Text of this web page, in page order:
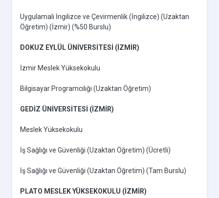
Uygulamalı İngilizce ve Çevirmenlik (İngilizce) (Uzaktan
Öğretim) (İzmir) (%50 Burslu)
DOKUZ EYLÜL ÜNİVERSİTESİ (İZMİR)
İzmir Meslek Yüksekokulu
Bilgisayar Programcılığı (Uzaktan Öğretim)
GEDİZ ÜNİVERSİTESİ (İZMİR)
Meslek Yüksekokulu
İş Sağlığı ve Güvenliği (Uzaktan Öğretim) (Ücretli)
İş Sağlığı ve Güvenliği (Uzaktan Öğretim) (Tam Burslu)
PLATO MESLEK YÜKSEKOKULU (İZMİR)